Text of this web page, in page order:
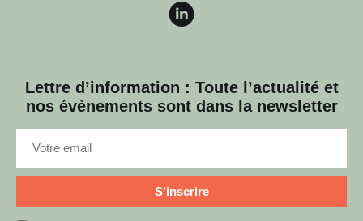
Lettre d’information : Toute l’actualité et
nos évènements sont dans la newsletter
S'inscrire